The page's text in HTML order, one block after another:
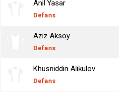
Anil Yasar
Defans
Aziz Aksoy
Defans
Khusniddin Alikulov
Defans